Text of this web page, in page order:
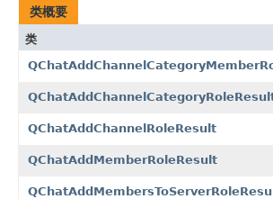
类概要
类
QChatAddChannelRoleResult
QChatAddMemberRoleResult